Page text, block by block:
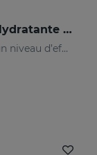
ACGLICOLIC Crème Hydratante Classique
Ravivez votre peau avec un niveau d’efficacité jamais égalé